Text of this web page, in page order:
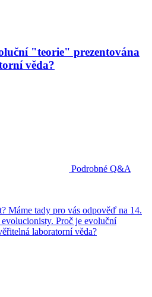
"teorie" prezentována
věda?
Podrobné Q&A
Máme tady pro vás odpověď na 14.
Proč je evoluční
laboratorní věda?